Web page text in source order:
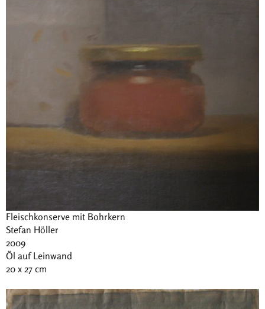
Fleischkonserve mit Bohrkern
Stefan Höller
2009
Öl auf Leinwand
20 x 27 cm